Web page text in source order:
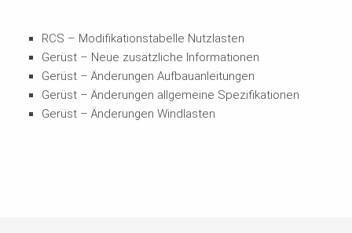
RCS – Modifikationstabelle Nutzlasten
Gerüst – Neue zusätzliche Informationen
Gerüst – Änderungen Aufbauanleitungen
Gerüst – Änderungen allgemeine Spezifikationen
Gerüst – Änderungen Windlasten